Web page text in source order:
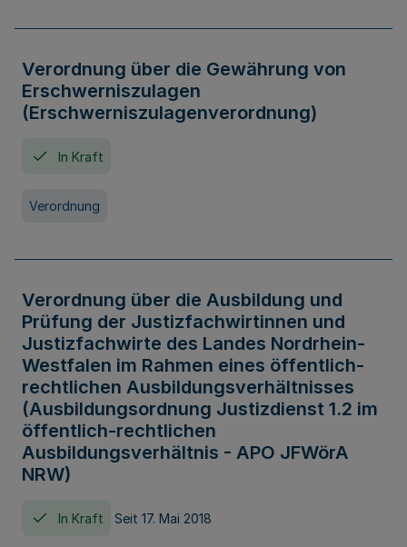
Verordnung über die Gewährung von
Erschwerniszulagen
(Erschwerniszulagenverordnung)
In Kraft
Verordnung
Verordnung über die Ausbildung und
Prüfung der Justizfachwirtinnen und
Justizfachwirte des Landes Nordrhein-
Westfalen im Rahmen eines öffentlich-
rechtlichen Ausbildungsverhältnisses
(Ausbildungsordnung Justizdienst 1.2 im
öffentlich-rechtlichen
Ausbildungsverhältnis - APO JFWörA
NRW)
In Kraft Seit 17. Mai 2018